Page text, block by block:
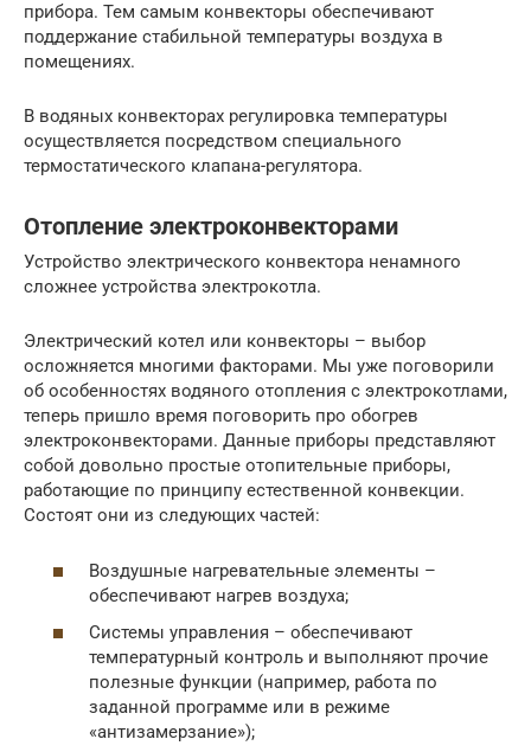
прибора. Тем самым конвекторы обеспечивают
поддержание стабильной температуры воздуха в
помещениях.
В водяных конвекторах регулировка температуры
осуществляется посредством специального
термостатического клапана-регулятора.
Отопление электроконвекторами
Устройство электрического конвектора ненамного
сложнее устройства электрокотла.
Электрический котел или конвекторы – выбор
осложняется многими факторами. Мы уже поговорили
об особенностях водяного отопления с электрокотлами,
теперь пришло время поговорить про обогрев
электроконвекторами. Данные приборы представляют
собой довольно простые отопительные приборы,
работающие по принципу естественной конвекции.
Состоят они из следующих частей:
Воздушные нагревательные элементы –
обеспечивают нагрев воздуха;
Системы управления – обеспечивают
температурный контроль и выполняют прочие
полезные функции (например, работа по
заданной программе или в режиме
«антизамерзание»);